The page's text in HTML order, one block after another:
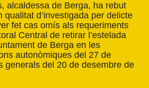
alcaldessa de Berga, ha rebut
qualitat d’investigada per delicte
fet cas omís als requeriments
Central de retirar l’estelada
de Berga en les
autonòmiques del 27 de
generals del 20 de desembre de